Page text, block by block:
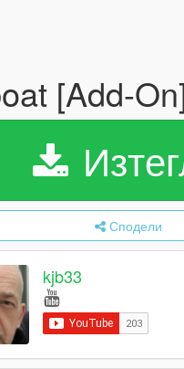
[Add-
Сподели
kjb33